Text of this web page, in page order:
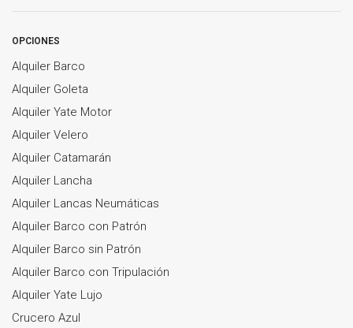
OPCIONES
Alquiler Barco
Alquiler Goleta
Alquiler Yate Motor
Alquiler Velero
Alquiler Catamarán
Alquiler Lancha
Alquiler Lancas Neumáticas
Alquiler Barco con Patrón
Alquiler Barco sin Patrón
Alquiler Barco con Tripulación
Alquiler Yate Lujo
Crucero Azul